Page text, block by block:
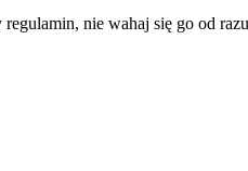
regulamin, nie wahaj się go od